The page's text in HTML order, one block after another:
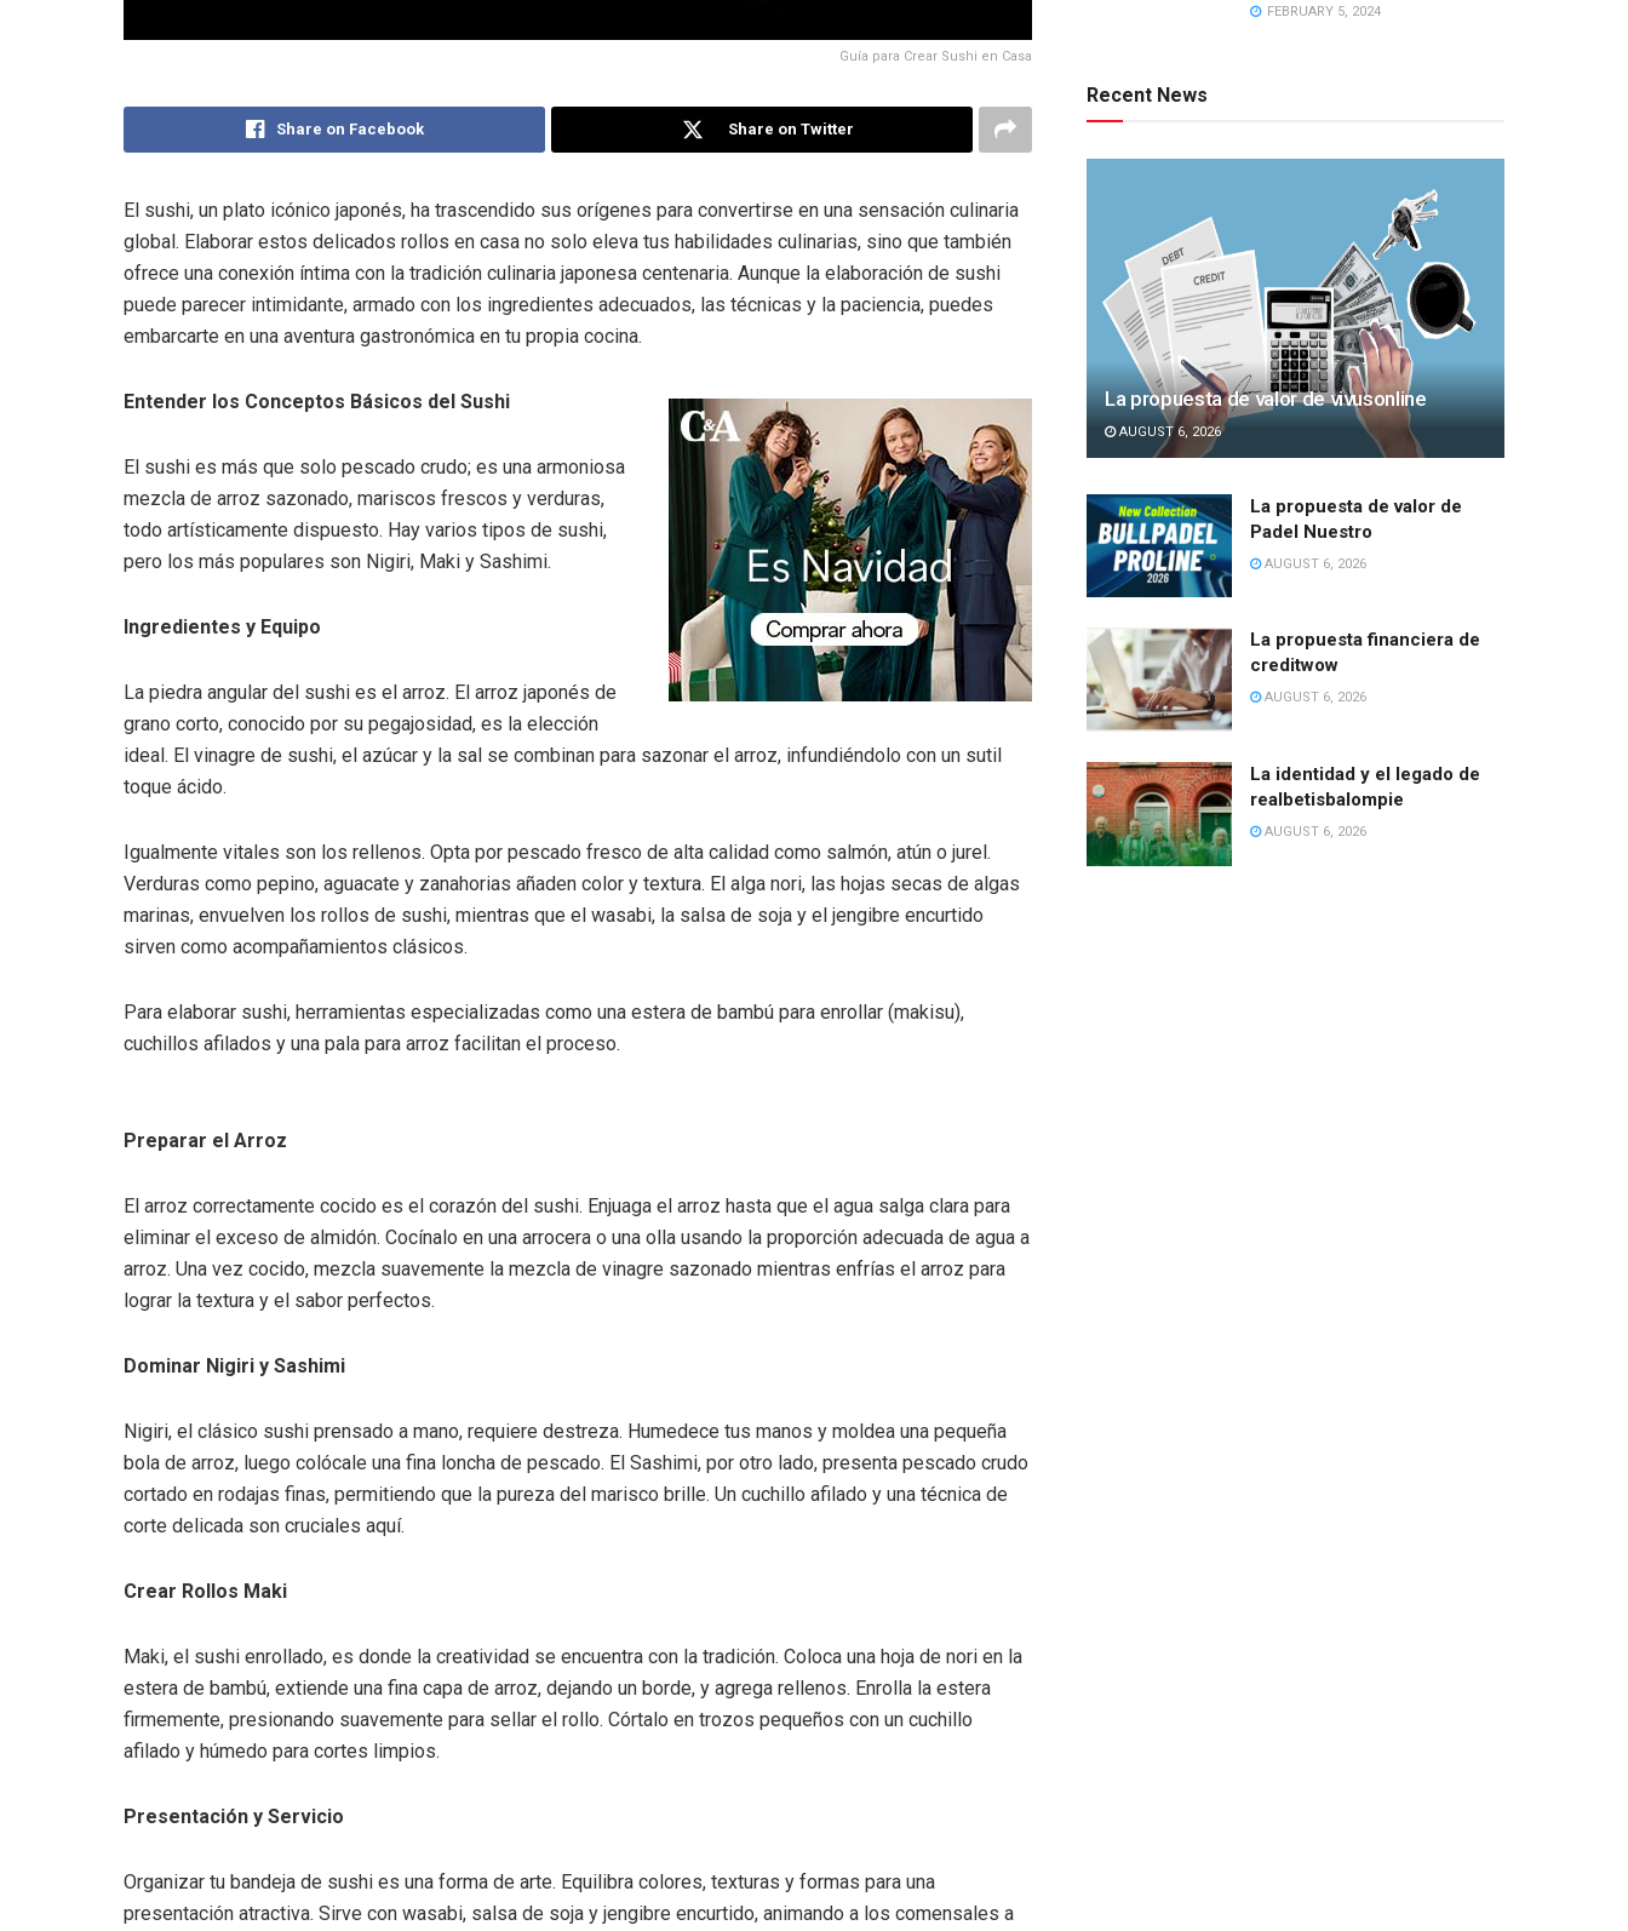
Guía para Crear Sushi en Casa
Share on Facebook Share on Twitter
El sushi, un plato icónico japonés, ha trascendido sus orígenes para convertirse en una sensación culinaria
global. Elaborar estos delicados rollos en casa no solo eleva tus habilidades culinarias, sino que también
ofrece una conexión íntima con la tradición culinaria japonesa centenaria. Aunque la elaboración de sushi
puede parecer intimidante, armado con los ingredientes adecuados, las técnicas y la paciencia, puedes
embarcarte en una aventura gastronómica en tu propia cocina.
Entender los Conceptos Básicos del Sushi
El sushi es más que solo pescado crudo; es una armoniosa
mezcla de arroz sazonado, mariscos frescos y verduras,
todo artísticamente dispuesto. Hay varios tipos de sushi,
pero los más populares son Nigiri, Maki y Sashimi.
Ingredientes y Equipo
La piedra angular del sushi es el arroz. El arroz japonés de
grano corto, conocido por su pegajosidad, es la elección
ideal. El vinagre de sushi, el azúcar y la sal se combinan para sazonar el arroz, infundiéndolo con un sutil
toque ácido.
Igualmente vitales son los rellenos. Opta por pescado fresco de alta calidad como salmón, atún o jurel.
Verduras como pepino, aguacate y zanahorias añaden color y textura. El alga nori, las hojas secas de algas
marinas, envuelven los rollos de sushi, mientras que el wasabi, la salsa de soja y el jengibre encurtido
sirven como acompañamientos clásicos.
Para elaborar sushi, herramientas especializadas como una estera de bambú para enrollar (makisu),
cuchillos afilados y una pala para arroz facilitan el proceso.
Preparar el Arroz
El arroz correctamente cocido es el corazón del sushi. Enjuaga el arroz hasta que el agua salga clara para
eliminar el exceso de almidón. Cocínalo en una arrocera o una olla usando la proporción adecuada de agua a
arroz. Una vez cocido, mezcla suavemente la mezcla de vinagre sazonado mientras enfrías el arroz para
lograr la textura y el sabor perfectos.
Dominar Nigiri y Sashimi
Nigiri, el clásico sushi prensado a mano, requiere destreza. Humedece tus manos y moldea una pequeña
bola de arroz, luego colócale una fina loncha de pescado. El Sashimi, por otro lado, presenta pescado crudo
cortado en rodajas finas, permitiendo que la pureza del marisco brille. Un cuchillo afilado y una técnica de
corte delicada son cruciales aquí.
Crear Rollos Maki
Maki, el sushi enrollado, es donde la creatividad se encuentra con la tradición. Coloca una hoja de nori en la
estera de bambú, extiende una fina capa de arroz, dejando un borde, y agrega rellenos. Enrolla la estera
firmemente, presionando suavemente para sellar el rollo. Córtalo en trozos pequeños con un cuchillo
afilado y húmedo para cortes limpios.
Presentación y Servicio
Organizar tu bandeja de sushi es una forma de arte. Equilibra colores, texturas y formas para una
presentación atractiva. Sirve con wasabi, salsa de soja y jengibre encurtido, animando a los comensales a
FEBRUARY 5, 2024
Recent News
La propuesta de valor de vivusonline
AUGUST 6, 2026
La propuesta de valor de
Padel Nuestro
AUGUST 6, 2026
La propuesta financiera de
creditwow
AUGUST 6, 2026
La identidad y el legado de
realbetisbalompie
AUGUST 6, 2026